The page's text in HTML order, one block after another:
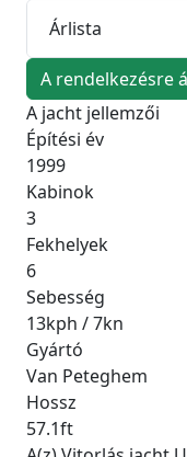
Árlista
A rendelkezésre
A jacht jellemzői
Építési év
1999
Kabinok
3
Fekhelyek
6
Sebesség
13kph / 7kn
Gyártó
Van Peteghem
Hossz
57.1ft